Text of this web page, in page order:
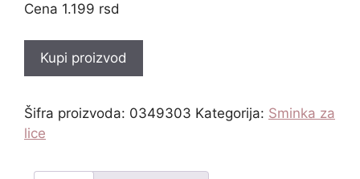
1.199 rsd
Kupi proizvod
Šifra proizvoda: 0349303 Kategorija: Sminka za
lice